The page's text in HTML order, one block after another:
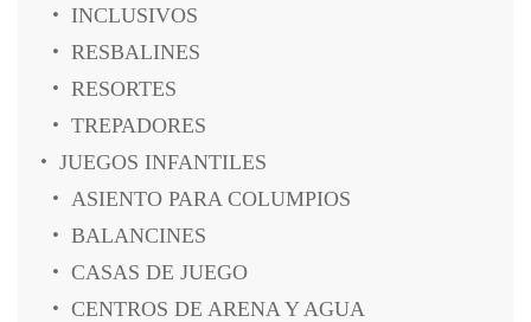
INCLUSIVOS
RESBALINES
RESORTES
TREPADORES
JUEGOS INFANTILES
ASIENTO PARA COLUMPIOS
BALANCINES
CASAS DE JUEGO
CENTROS DE ARENA Y AGUA